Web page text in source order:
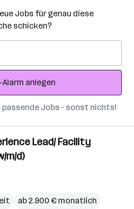
Jobs für genau diese
schicken?
anlegen
Jobs – sonst nichts!
Lead/ Facility
m/d)
ab 2.900 € monatlich